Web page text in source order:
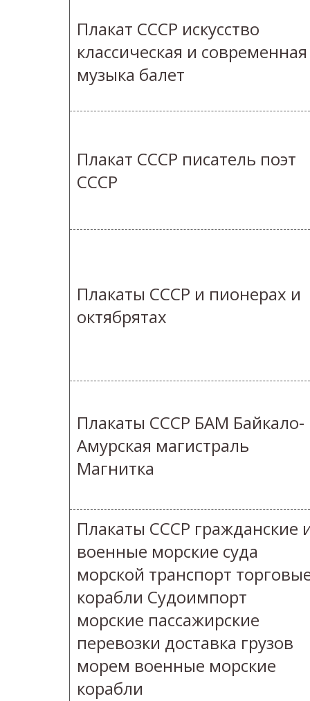
Плакат СССР искусство
классическая и современная
музыка балет
Плакат СССР писатель поэт
СССР
Плакаты СССР и пионерах и
октябрятах
Плакаты СССР БАМ Байкало-
Амурская магистраль
Магнитка
Плакаты СССР гражданские
военные морские суда
морской транспорт
корабли Судоимпорт
морские пассажирские
перевозки доставка грузов
морем военные морские
корабли